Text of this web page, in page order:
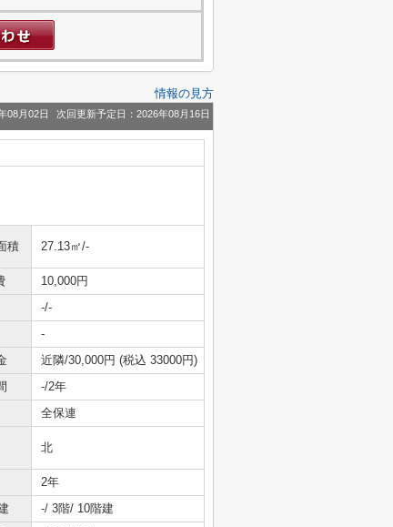
情報の見方
08月02日 次回更新予定日：2026年08月16日
積 27.13㎡/-
10,000円
-/-
-
近隣/30,000円 (税込 33000円)
-/2年
全保連
北
2年
-/ 3階/ 10階建